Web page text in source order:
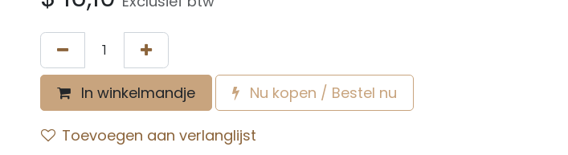
In winkelmandje Nu kopen / Bestel nu
Toevoegen aan verlanglijst